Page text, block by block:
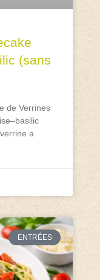
(sans
de Verrines
a
ENTRÉES